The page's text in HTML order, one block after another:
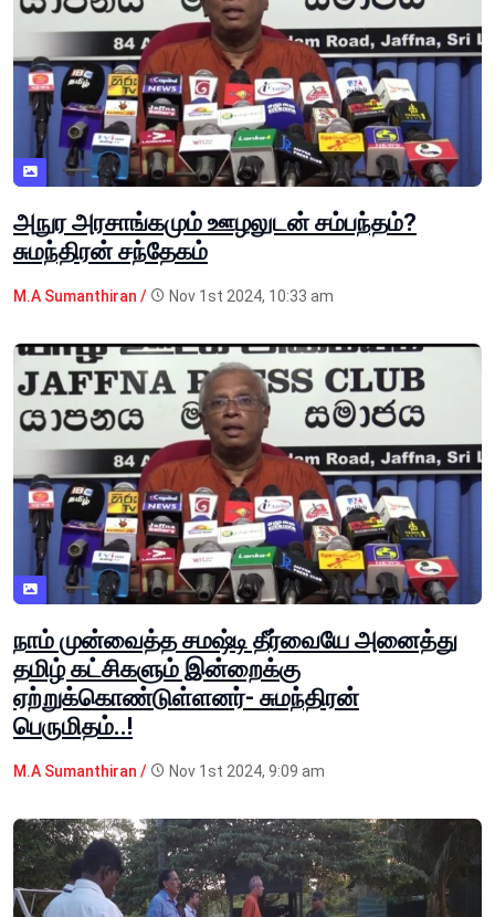
அநுர அரசாங்கமும் ஊழலுடன் சம்பந்தம்?
சுமந்திரன் சந்தேகம்
M.A Sumanthiran / Nov 1st 2024, 10:33 am
நாம் முன்வைத்த சமஷ்டி தீர்வையே அனைத்து
தமிழ் கட்சிகளும் இன்றைக்கு
ஏற்றுக்கொண்டுள்ளனர்- சுமந்திரன்
பெருமிதம்..!
M.A Sumanthiran / Nov 1st 2024, 9:09 am